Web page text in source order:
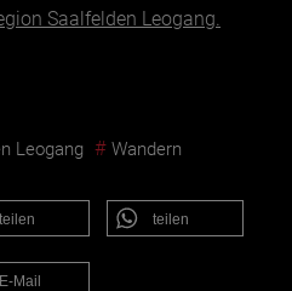
Saalfelden Leogang.
Leogang # Wandern
teilen teilen
E-Mail